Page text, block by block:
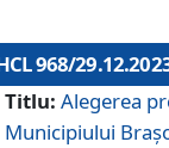
968/
Titlu: Alegerea
Municipiului